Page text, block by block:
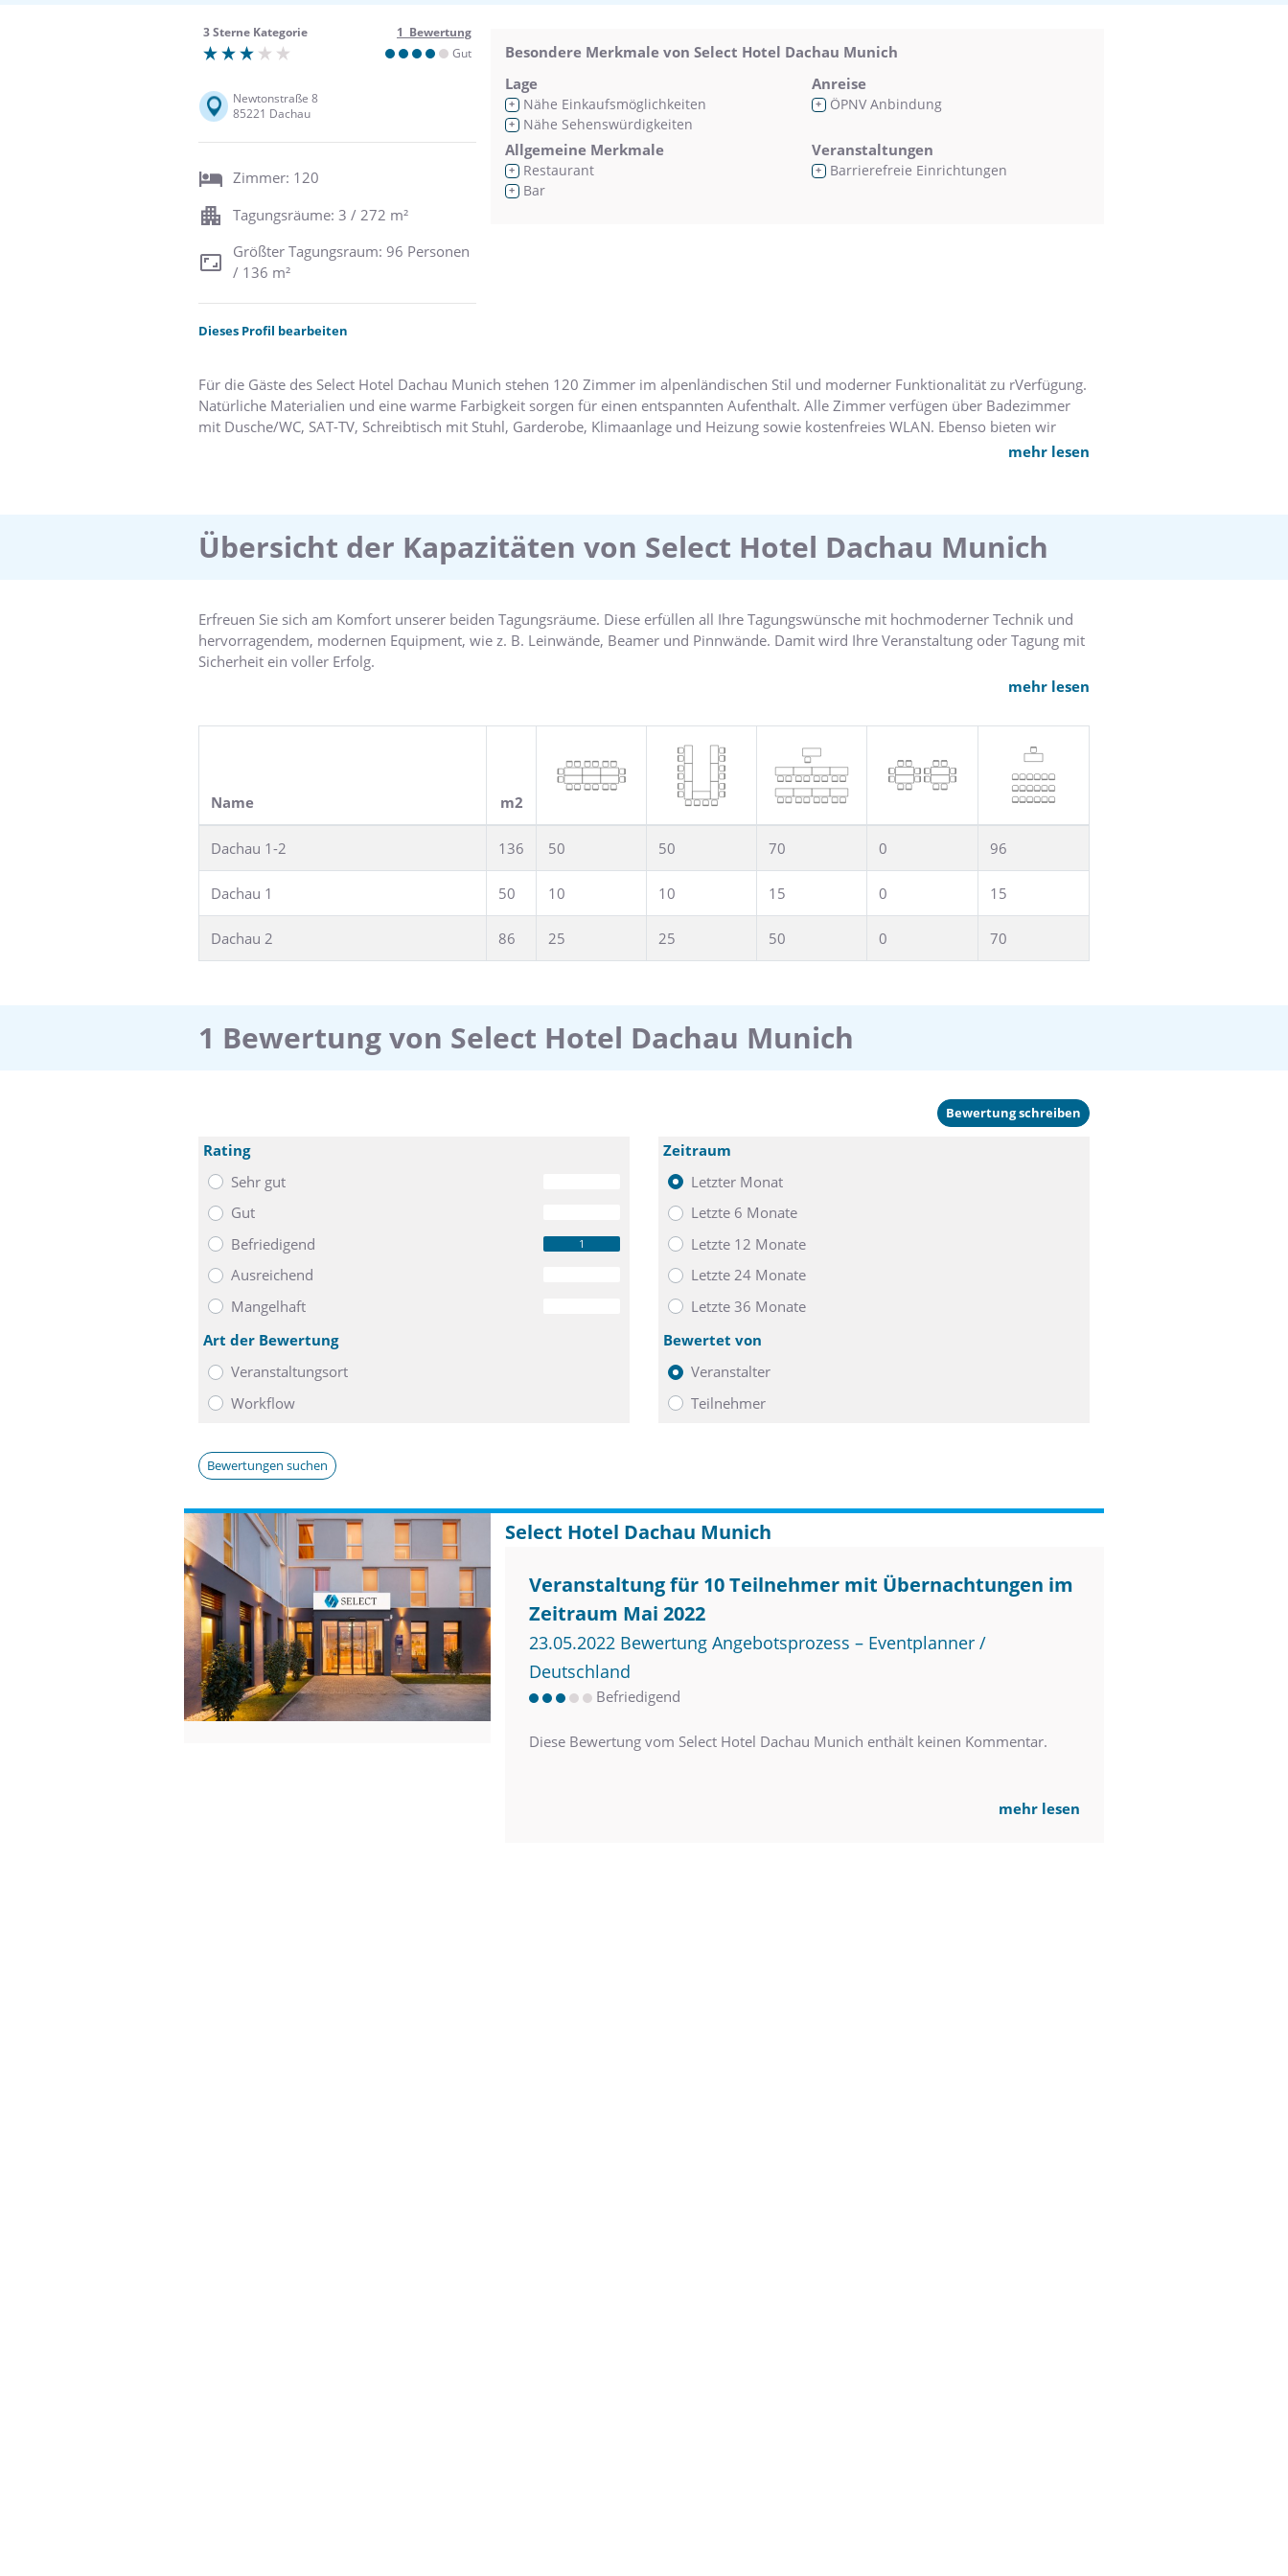
3 Sterne Kategorie
1 Bewertung
Gut
Newtonstraße 8
85221 Dachau
Zimmer: 120
Tagungsräume: 3 / 272 m²
Größter Tagungsraum: 96 Personen
/ 136 m²
Dieses Profil bearbeiten
Besondere Merkmale von Select Hotel Dachau Munich
Lage
+ Nähe Einkaufsmöglichkeiten
+ Nähe Sehenswürdigkeiten
Anreise
+ ÖPNV Anbindung
Allgemeine Merkmale
+ Restaurant
+ Bar
Veranstaltungen
+ Barrierefreie Einrichtungen
Für die Gäste des Select Hotel Dachau Munich stehen 120 Zimmer im alpenländischen Stil und moderner Funktionalität zu rVerfügung.
Natürliche Materialien und eine warme Farbigkeit sorgen für einen entspannten Aufenthalt. Alle Zimmer verfügen über Badezimmer
mit Dusche/WC, SAT-TV, Schreibtisch mit Stuhl, Garderobe, Klimaanlage und Heizung sowie kostenfreies WLAN. Ebenso bieten wir
mehr lesen
Übersicht der Kapazitäten von Select Hotel Dachau Munich
Erfreuen Sie sich am Komfort unserer beiden Tagungsräume. Diese erfüllen all Ihre Tagungswünsche mit hochmoderner Technik und
hervorragendem, modernen Equipment, wie z. B. Leinwände, Beamer und Pinnwände. Damit wird Ihre Veranstaltung oder Tagung mit
Sicherheit ein voller Erfolg.
Konferenz- oder Bankettveranstaltungen können für bis zu 50 Gäste ausgerichtet werden. Zu unseren gern gebuchten Veranstaltungen
zählen Konferenzen, Gruppenarbeiten, aber auch Firmenevents oder gemeinsame Abendessen.
Selbstverständlich beraten wir Sie gern persönlich, unterstützen Sie mit Ideen und stellen Ihnen ein entsprechendes Angebot
zusammen.
mehr lesen
Name m2
Dachau 1-2 136 50 50 70 0 96
Dachau 1 50 10 10 15 0 15
Dachau 2 86 25 25 50 0 70
1 Bewertung von Select Hotel Dachau Munich
Bewertung schreiben
Rating
Sehr gut
Gut
Befriedigend 1
Ausreichend
Mangelhaft
Zeitraum
Letzter Monat
Letzte 6 Monate
Letzte 12 Monate
Letzte 24 Monate
Letzte 36 Monate
Art der Bewertung
Veranstaltungsort
Workflow
Bewertet von
Veranstalter
Teilnehmer
Bewertungen suchen
Select Hotel Dachau Munich
Veranstaltung für 10 Teilnehmer mit Übernachtungen im
Zeitraum Mai 2022
23.05.2022 Bewertung Angebotsprozess – Eventplanner /
Deutschland
Befriedigend
Diese Bewertung vom Select Hotel Dachau Munich enthält keinen Kommentar.
mehr lesen